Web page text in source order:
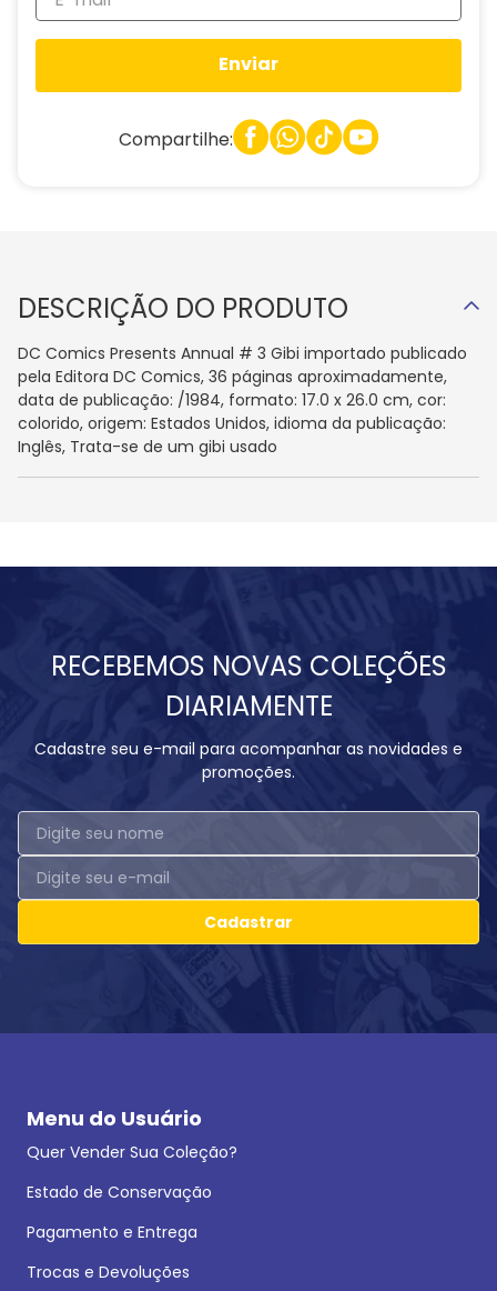
Enviar
Compartilhe:
DESCRIÇÃO DO PRODUTO
DC Comics Presents Annual # 3 Gibi importado publicado
pela Editora DC Comics, 36 páginas aproximadamente,
data de publicação: /1984, formato: 17.0 x 26.0 cm, cor:
colorido, origem: Estados Unidos, idioma da publicação:
Inglês, Trata-se de um gibi usado
RECEBEMOS NOVAS COLEÇÕES
DIARIAMENTE
Cadastre seu e-mail para acompanhar as novidades e
promoções.
Cadastrar
Menu do Usuário
Quer Vender Sua Coleção?
Estado de Conservação
Pagamento e Entrega
Trocas e Devoluções